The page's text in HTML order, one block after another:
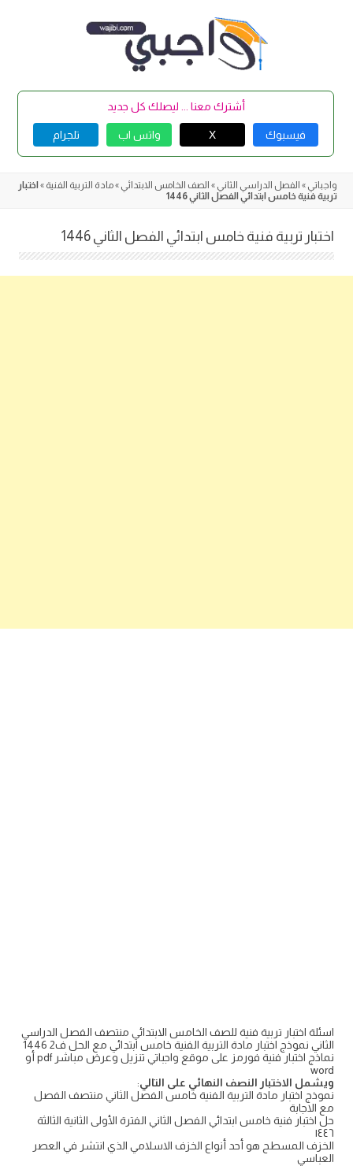
أشترك معنا ... ليصلك كل جديد
فيسبوك X واتس اب تلجرام
واجباتي » الفصل الدراسي الثاني » الصف الخامس الابتدائي »مادة التربية الفنية » اختبار
تربية فنية خامس ابتدائي الفصل الثاني 1446
اختبار تربية فنية خامس ابتدائي الفصل الثاني 1446
اسئلة اختبار تربية فنية للصف الخامس الابتدائي منتصف الفصل الدراسي
الثاني نموذج اختبار مادة التربية الفنية خامس ابتدائي مع الحل ف2 1446
نماذج اختبار فنية فورمز على موقع واجباتي تنزيل وعرض مباشر pdf أو
word
ويشمل الاختبار النصف النهائي على التالي:
نموذج اختبار مادة التربية الفنية خامس الفصل الثاني منتصف الفصل
مع الاجابة
حل اختبار فنية خامس ابتدائي الفصل الثاني الفترة الأولى الثانية الثالثة
١٤٤٦
الخزف المسطح هو أحد أنواع الخزف الاسلامي الذي انتشر في العصر
العباسي